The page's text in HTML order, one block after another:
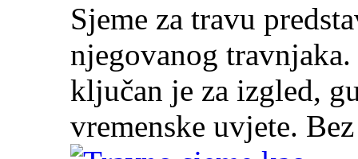
Sjeme za travu
njegovanog
ključan je za izgled,
vremenske uvjete.